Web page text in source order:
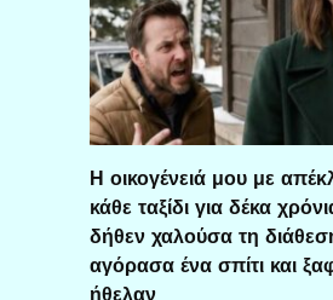
Η οικογένειά μου με
κάθε ταξίδι για δέκα
δήθεν χαλούσα τη
αγόρασα ένα σπίτι και
ήθελαν